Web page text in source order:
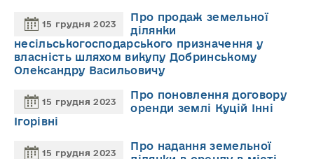
15 грудня 2023
Про продаж земельної
ділянки
несільськогосподарського призначення у
власність шляхом викупу Добринському
Олександру Васильовичу
15 грудня 2023
Про поновлення договору
оренди землі Куцій Інні
Ігорівні
15 грудня 2023
Про надання земельної